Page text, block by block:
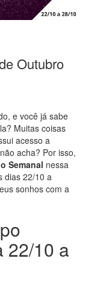
Outubro
e você já sabe
Muitas coisas
acesso a
acha? Por isso,
Semanal nessa
dias 22/10 a
sonhos com a
22/10 a